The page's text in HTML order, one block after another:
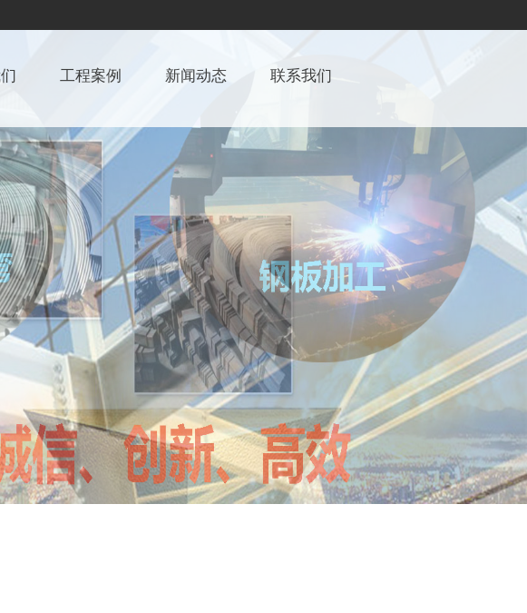
工程案例 新闻动态 联系我们